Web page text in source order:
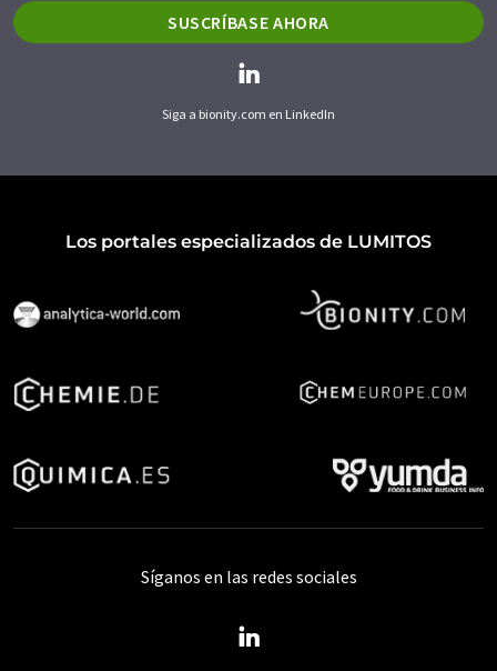
SUSCRÍBASE AHORA
Siga a bionity.com en LinkedIn
Los portales especializados de LUMITOS
Síganos en las redes sociales